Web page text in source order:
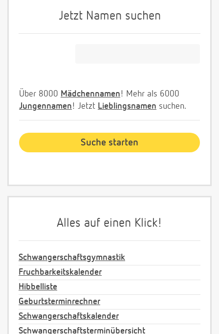
Jetzt Namen suchen
Über 8000 Mädchennamen! Mehr als 6000
Jungennamen! Jetzt Lieblingsnamen suchen.
Alles auf einen Klick!
Schwangerschaftsgymnastik
Fruchbarkeitskalender
Hibbelliste
Geburtsterminrechner
Schwangerschaftskalender
Schwangerschaftsterminübersicht